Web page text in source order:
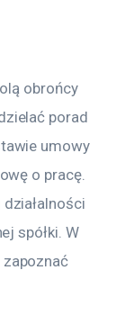
obrońcy
porad
umowy
o pracę.
spółki. W